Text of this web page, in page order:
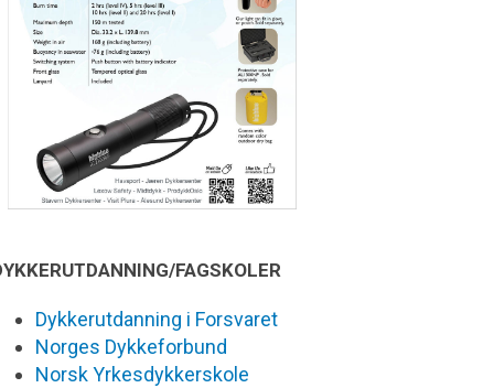
FAGSKOLER
Dykkerutdanning i Forsvaret
Norges Dykkeforbund
Norsk Yrkesdykkerskole